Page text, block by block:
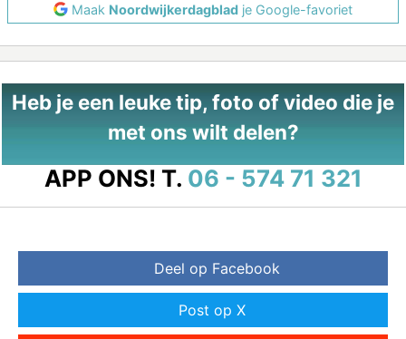
Maak Noordwijkerdagblad je Google-favoriet
Heb je een leuke tip, foto of video die je
met ons wilt delen?
APP ONS! T. 06 - 574 71 321
Deel op Facebook
Post op X